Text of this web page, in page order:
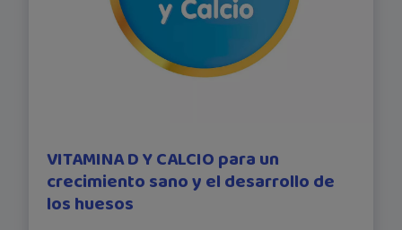
VITAMINA D Y CALCIO para un
crecimiento sano y el desarrollo de
los huesos